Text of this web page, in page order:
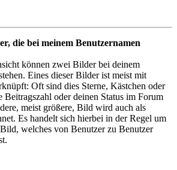
die bei meinem Benutzernamen
können zwei Bilder bei deinem
Eines dieser Bilder ist meist mit
Oft sind dies Sterne, Kästchen oder
Beitragszahl oder deinen Status im Forum
meist größere, Bild wird auch als
Es handelt sich hierbei in der Regel um
welches von Benutzer zu Benutzer